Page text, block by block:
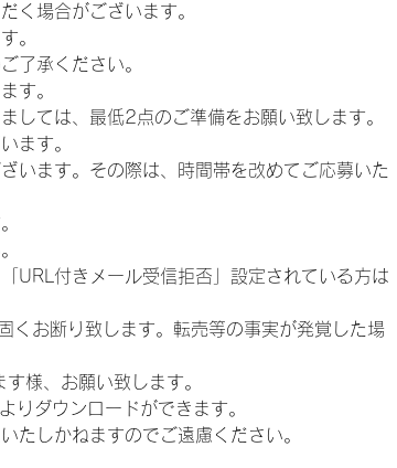
く場合がございます。
。
了承ください。
す。
しては、最低2点のご準備をお願い致します。
ます。
います。その際は、時間帯を改めてご応募いた
URL付きメール受信拒否」設定されている方は
くお断り致します。転売等の事実が発覚した場
様、お願い致します。
りダウンロードができます。
たしかねますのでご遠慮ください。